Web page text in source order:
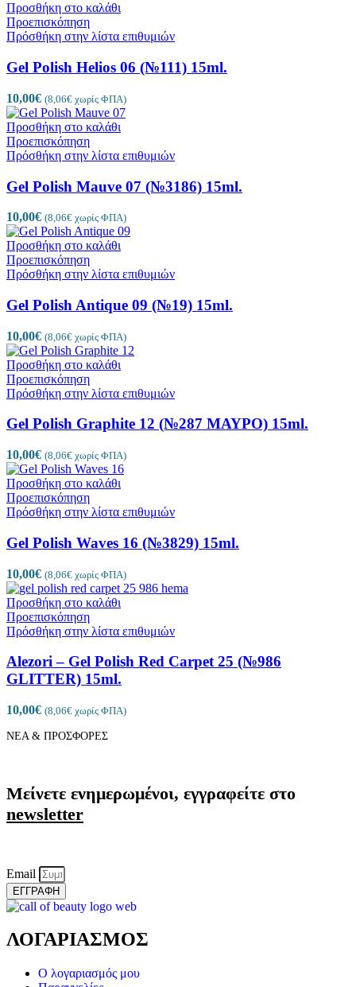
Προσθήκη στο καλάθι
Προεπισκόπηση
Πρόσθήκη στην λίστα επιθυμιών
Gel Polish Helios 06 (№111) 15ml.
10,00€ (8,06€ χωρίς ΦΠΑ)
Προσθήκη στο καλάθι
Προεπισκόπηση
Πρόσθήκη στην λίστα επιθυμιών
Gel Polish Mauve 07 (№3186) 15ml.
10,00€ (8,06€ χωρίς ΦΠΑ)
Προσθήκη στο καλάθι
Προεπισκόπηση
Πρόσθήκη στην λίστα επιθυμιών
Gel Polish Antique 09 (№19) 15ml.
10,00€ (8,06€ χωρίς ΦΠΑ)
Προσθήκη στο καλάθι
Προεπισκόπηση
Πρόσθήκη στην λίστα επιθυμιών
Gel Polish Graphite 12 (№287 ΜΑΥΡΟ) 15ml.
10,00€ (8,06€ χωρίς ΦΠΑ)
Προσθήκη στο καλάθι
Προεπισκόπηση
Πρόσθήκη στην λίστα επιθυμιών
Gel Polish Waves 16 (№3829) 15ml.
10,00€ (8,06€ χωρίς ΦΠΑ)
Προσθήκη στο καλάθι
Προεπισκόπηση
Πρόσθήκη στην λίστα επιθυμιών
Alezori – Gel Polish Red Carpet 25 (№986
GLITTER) 15ml.
10,00€ (8,06€ χωρίς ΦΠΑ)
ΝΕΑ & ΠΡΟΣΦΟΡΕΣ
Μείνετε ενημερωμένοι, εγγραφείτε στο
newsletter
Email
ΕΓΓΡΑΦΗ
ΛΟΓΑΡΙΑΣΜΟΣ
Ο λογαριασμός μου